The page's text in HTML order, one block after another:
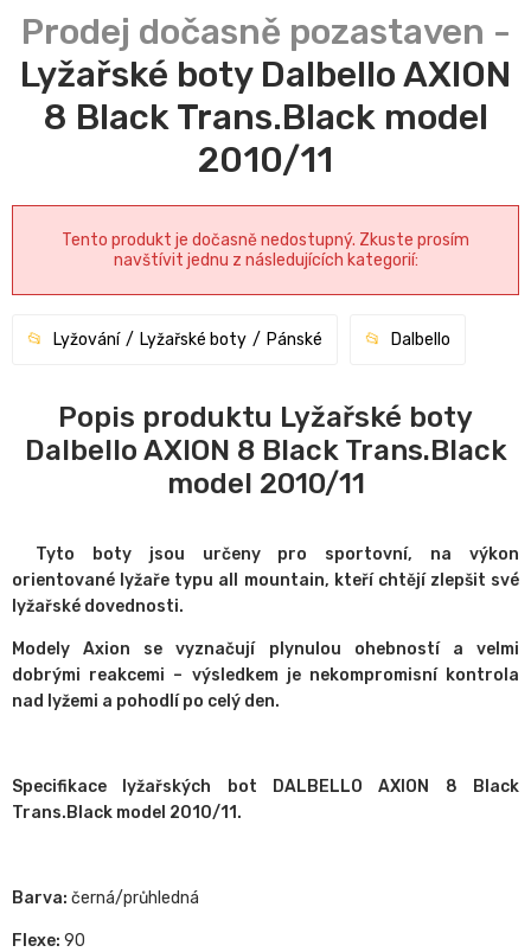
Lyžařské boty Dalbello AXION
8 Black Trans.Black model
2010/11
Tento produkt je dočasně nedostupný. Zkuste prosím
navštívit jednu z následujících kategorií:
Lyžování Lyžařské boty Pánské Dalbello
Popis produktu Lyžařské boty
Dalbello AXION 8 Black Trans.Black
model 2010/11
Tyto boty jsou určeny pro sportovní, na výkon
orientované lyžaře typu all mountain, kteří chtějí zlepšit své
lyžařské dovednosti.
Modely Axion se vyznačují plynulou ohebností a velmi
dobrými reakcemi – výsledkem je nekompromisní kontrola
nad lyžemi a pohodlí po celý den.
Specifikace lyžařských bot DALBELLO AXION 8 Black
Trans.Black model 2010/11.
Barva: černá/průhledná
Flexe: 90